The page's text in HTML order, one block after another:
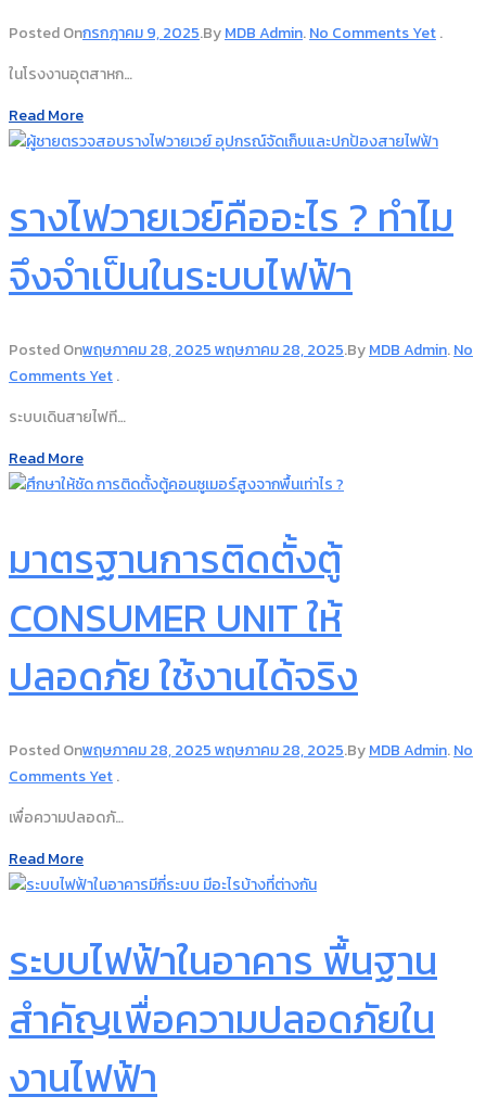
Posted Onกรกฎาคม 9, 2025.ByMDB Admin.No Comments Yet.
ในโรงงานอุตสาหก…
Read More
รางไฟวายเวย์คืออะไร ? ทำไม
จึงจำเป็นในระบบไฟฟ้า
Posted Onพฤษภาคม 28, 2025พฤษภาคม 28, 2025.ByMDB Admin.No
Comments Yet.
ระบบเดินสายไฟที…
Read More
มาตรฐานการติดตั้งตู้
CONSUMER UNIT ให้
ปลอดภัย ใช้งานได้จริง
Posted Onพฤษภาคม 28, 2025พฤษภาคม 28, 2025.ByMDB Admin.No
Comments Yet.
เพื่อความปลอดภั…
Read More
ระบบไฟฟ้าในอาคาร พื้นฐาน
สำคัญเพื่อความปลอดภัยใน
งานไฟฟ้า